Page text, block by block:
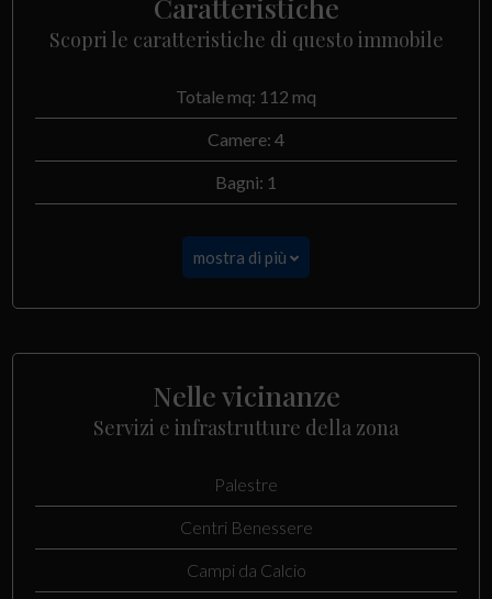
Scopri le caratteristiche di questo immobile
Totale mq: 112 mq
Camere: 4
Bagni: 1
mostra di più
Nelle vicinanze
Servizi e infrastrutture della zona
Palestre
Centri Benessere
Campi da Calcio